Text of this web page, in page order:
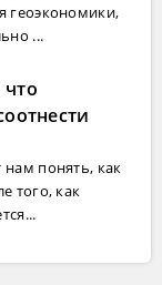
геоэкономики,
...
понять, как
того, как